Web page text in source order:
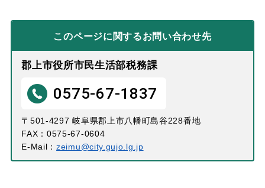
このページに関するお問い合わせ先
郡上市役所市民生活部税務課
0575-67-1837
〒501-4297 岐阜県郡上市八幡町島谷228番地
FAX：0575-67-0604
E-Mail：zeimu@city.gujo.lg.jp